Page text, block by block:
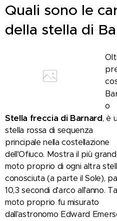
Quali sono le
della stella di
o
Stella freccia di Barnard, è
stella rossa di sequenza
principale nella costellazione
dell'Ofiuco. Mostra il più
moto proprio di ogni altra
conosciuta (a parte il Sole),
10,3 secondi d'arco all'anno.
moto proprio fu misurato
dall'astronomo Edward